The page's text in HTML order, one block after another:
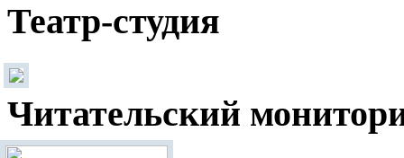
Театр-студия
Читательский